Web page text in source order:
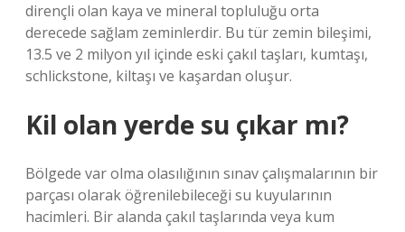
dirençli olan kaya ve mineral topluluğu orta
derecede sağlam zeminlerdir. Bu tür zemin bileşimi,
13.5 ve 2 milyon yıl içinde eski çakıl taşları, kumtaşı,
schlickstone, kiltaşı ve kaşardan oluşur.
Kil olan yerde su çıkar mı?
Bölgede var olma olasılığının sınav çalışmalarının bir
parçası olarak öğrenilebileceği su kuyularının
hacimleri. Bir alanda çakıl taşlarında veya kum